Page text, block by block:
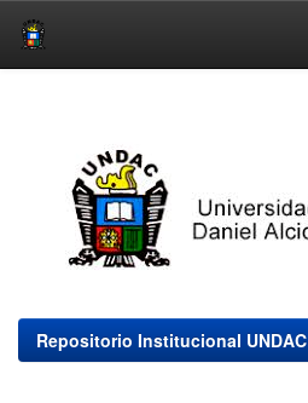
Repositorio Institucional UNDAC